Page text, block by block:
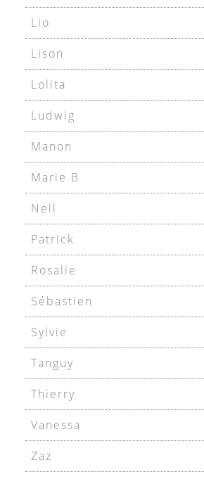
Lio
Lison
Lolita
Ludwig
Manon
Marie B
Nell
Patrick
Rosalie
Sébastien
Sylvie
Tanguy
Thierry
Vanessa
Zaz